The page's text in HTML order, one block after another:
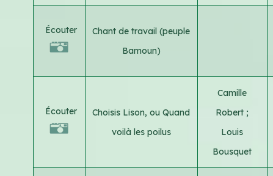
Écouter
Chant de travail (peuple
Bamoun)
Écouter
Choisis Lison, ou Quand
voilà les poilus
Camille
Robert ;
Louis
Bousquet